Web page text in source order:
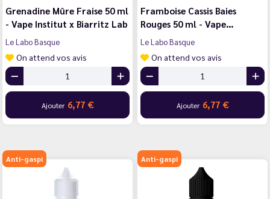
Grenadine Mûre Fraise 50 ml
- Vape Institut x Biarritz Lab
Le Labo Basque
On attend vos avis
Ajouter 6,77 €
Framboise Cassis Baies
Rouges 50 ml - Vape…
Le Labo Basque
On attend vos avis
Ajouter 6,77 €
Anti-gaspi Anti-gaspi